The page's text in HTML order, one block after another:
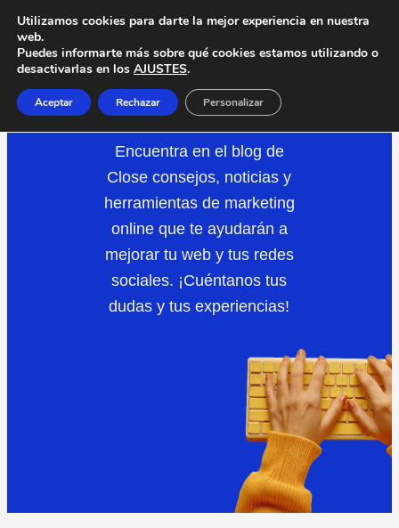
Saltar
al
contenido
DISEÑOGRÁFICO
Encuentra en el blog de
Close consejos, noticias y
herramientas de marketing
online que te ayudarán a
mejorar tu web y tus redes
sociales. ¡Cuéntanos tus
dudas y tus experiencias!
Utilizamos cookies para darte la mejor experiencia en nuestra
web.
Puedes informarte más sobre qué cookies estamos utilizando o
desactivarlas en los AJUSTES.
Aceptar Rechazar Personalizar